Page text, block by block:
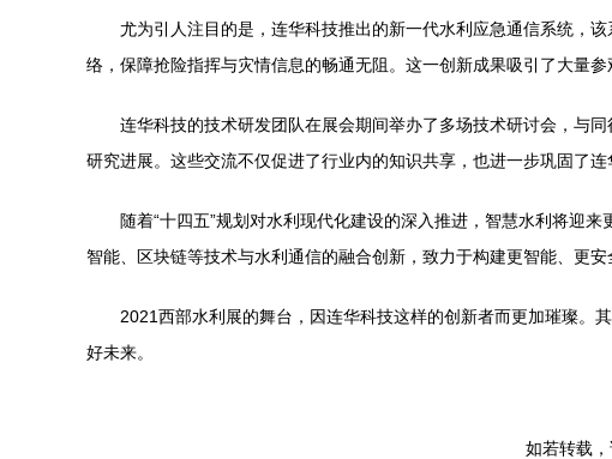
尤为引人注目的是，连华科技推出的新一代水利应急通信系统，
络，保障抢险指挥与灾情信息的畅通无阻。这一创新成果吸引了大量
连华科技的技术研发团队在展会期间举办了多场技术研讨会，与
研究进展。这些交流不仅促进了行业内的知识共享，也进一步巩固了
随着“十四五”规划对水利现代化建设的深入推进，智慧水利将迎
智能、区块链等技术与水利通信的融合创新，致力于构建更智能、更
2021西部水利展的舞台，因连华科技这样的创新者而更加璀璨。
好未来。
如若转载